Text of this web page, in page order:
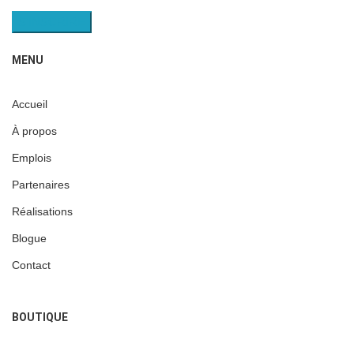
MENU
Accueil
À propos
Emplois
Partenaires
Réalisations
Blogue
Contact
BOUTIQUE